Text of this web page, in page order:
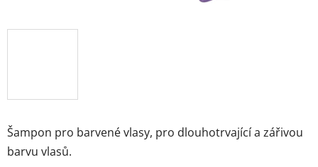
Šampon pro barvené vlasy, pro dlouhotrvající a zářivou
barvu vlasů.